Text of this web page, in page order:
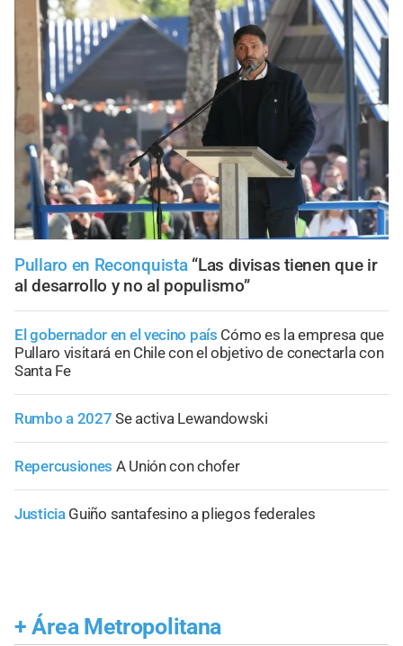
Pullaro en Reconquista “Las divisas tienen que ir
al desarrollo y no al populismo”
El gobernador en el vecino país Cómo es la empresa que
Pullaro visitará en Chile con el objetivo de conectarla con
Santa Fe
Rumbo a 2027 Se activa Lewandowski
Repercusiones A Unión con chofer
Justicia Guiño santafesino a pliegos federales
+ Área Metropolitana